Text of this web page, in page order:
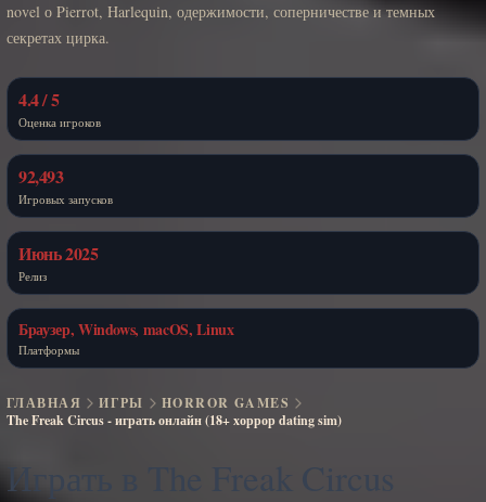
novel о Pierrot, Harlequin, одержимости, соперничестве и темных
секретах цирка.
4.4 / 5
Оценка игроков
92,493
Игровых запусков
Июнь 2025
Релиз
Браузер, Windows, macOS, Linux
Платформы
ГЛАВНАЯ ИГРЫ
HORROR GAMES
The Freak Circus - играть онлайн (18+ хоррор dating sim)
Играть в The Freak Circus